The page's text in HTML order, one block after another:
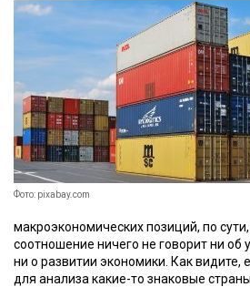
Фото: pixabay.com
макроэкономических позиций, по
соотношение ничего не говорит ни об
ни о развитии экономики. Как
для анализа какие-то знаковые